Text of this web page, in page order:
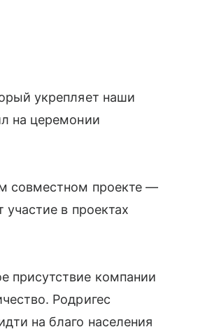
укрепляет наши
на церемонии
совместном проекте —
в проектах
присутствие компании
Родригес
на благо населения